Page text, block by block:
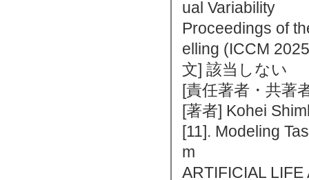
ual Variability
Proceedings of
elling (ICCM
文] 該当しない
[責任著者・共著
[著者] Kohei
[11]. Modeling
m
ARTIFICIAL